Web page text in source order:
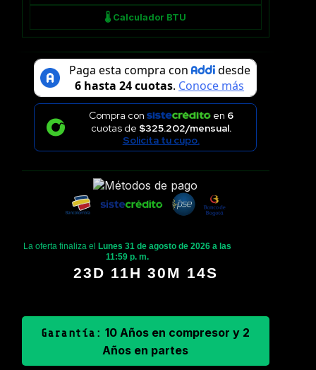
🌡 Calculador BTU
Compra con en 6
cuotas de $325.202/mensual.
Solicita tu cupo.
La oferta finaliza el
Lunes 31 de agosto de 2026 a las
11:59 p. m.
23D 11H 30M 13S
Garantía: 10 Años en compresor y 2
Años en partes